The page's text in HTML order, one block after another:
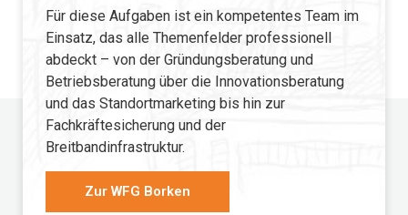
Für diese Aufgaben ist ein kompetentes Team im
Einsatz, das alle Themenfelder professionell
abdeckt – von der Gründungsberatung und
Betriebsberatung über die Innovationsberatung
und das Standortmarketing bis hin zur
Fachkräftesicherung und der
Breitbandinfrastruktur.
Zur WFG Borken